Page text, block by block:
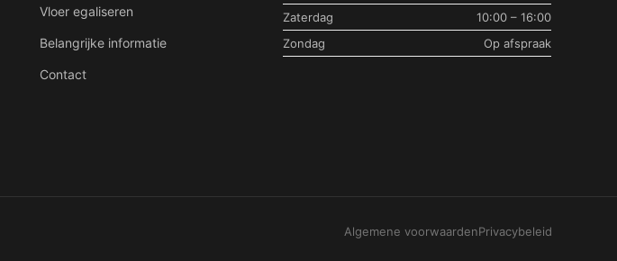
Vloer egaliseren
Belangrijke informatie
Contact
Zaterdag
10:00 – 16:00
Zondag
Op afspraak
Algemene voorwaardenPrivacybeleid